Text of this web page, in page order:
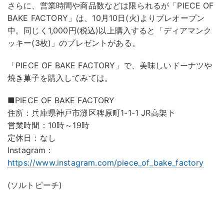
さらに、営業時間や商品数などは限られるが「PIECE OF
BAKE FACTORY」は、10月10日(火)よりプレオープン
中。同じく1,000円(税込)以上購入すると「ディアマンク
ッキー(3枚)」のプレゼントがある。
「PIECE OF BAKE FACTORY」で、美味しいドーナツや
焼き菓子を購入してみては。
■PIECE OF BAKE FACTORY
住所：兵庫県神戸市灘区稗原町1-1-1 JR高架下
営業時間：10時～19時
定休日：なし
Instagram：
https://www.instagram.com/piece_of_bake_factory
(ソルトピーチ)